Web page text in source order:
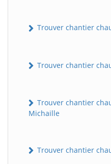
Trouver chantier
Trouver chantier
Trouver chantier
Michaille
Trouver chantier